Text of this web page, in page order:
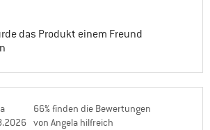
das Produkt einem Freund
66% finden die Bewertungen
von Angela hilfreich